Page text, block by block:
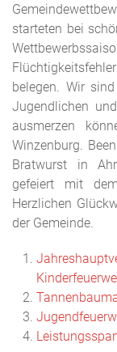
starteten bei
belegen. Wir
Jugendlichen
ausmerzen
Winzenburg.
Bratwurst in
gefeiert mit
Herzlichen
der Gemeinde.